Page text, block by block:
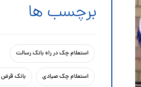
برچسب ها
استعلام چک در راه بانک رسالت
استعلام چک صیادی بانک قرض